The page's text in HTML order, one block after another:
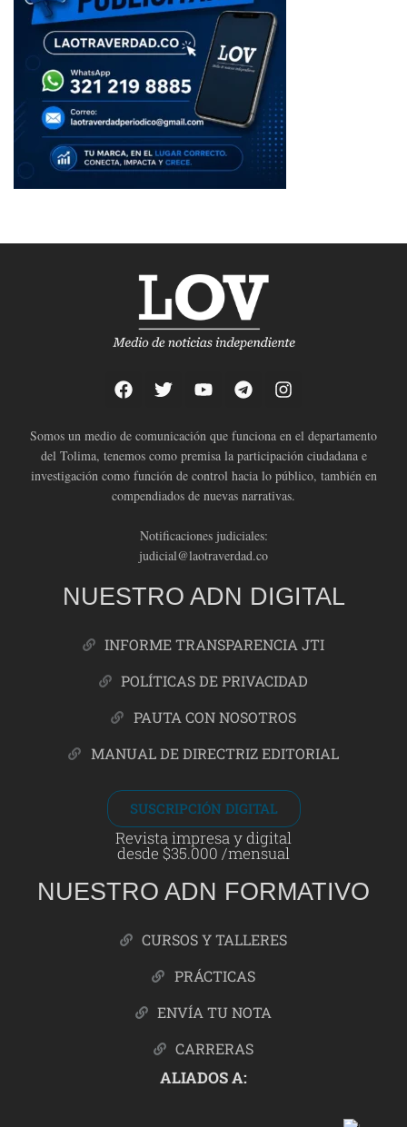
Somos un medio de comunicación que funciona en el departamento
del Tolima, tenemos como premisa la participación ciudadana e
investigación como función de control hacia lo público, también en
compendiados de nuevas narrativas.
Notificaciones judiciales:
judicial@laotraverdad.co
NUESTRO ADN DIGITAL
INFORME TRANSPARENCIA JTI
POLÍTICAS DE PRIVACIDAD
PAUTA CON NOSOTROS
MANUAL DE DIRECTRIZ EDITORIAL
SUSCRIPCIÓN DIGITAL
Revista impresa y digital
desde $35.000 /mensual
NUESTRO ADN FORMATIVO
CURSOS Y TALLERES
PRÁCTICAS
ENVÍA TU NOTA
CARRERAS
ALIADOS A: